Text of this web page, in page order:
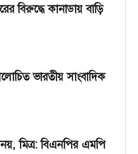
বিরুদ্ধে কানাডায় বাড়ি
ভারতীয় সাংবাদিক
মিত্র: বিএনপির এমপি